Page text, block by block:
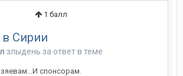
1 балл
Сирии
злыдень за ответ в теме
спонсорам.